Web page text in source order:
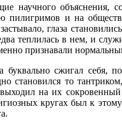
научного объяснения,
пилигримов и на
глаза
теплилась в нем, и
признавали
сжигал себя,
становился то
на их
кругах был к